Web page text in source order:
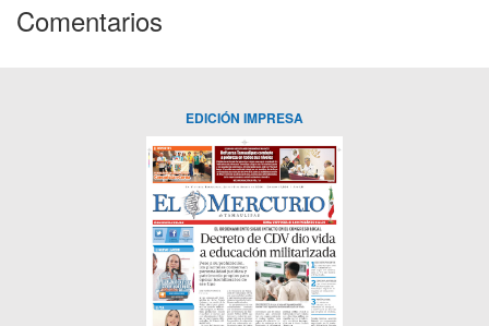
Comentarios
EDICIÓN IMPRESA